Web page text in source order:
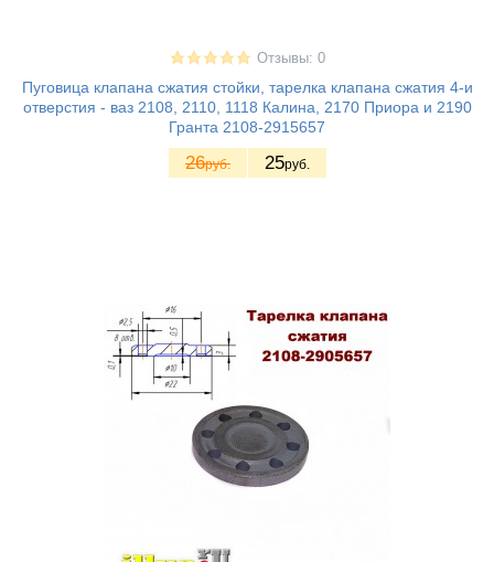
Отзывы: 0
Пуговица клапана сжатия стойки, тарелка клапана сжатия 4-и
отверстия - ваз 2108, 2110, 1118 Калина, 2170 Приора и 2190
Гранта 2108-2915657
26руб. 25руб.